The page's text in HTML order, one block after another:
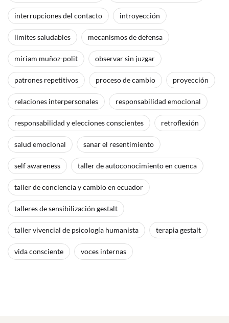
interrupciones del contacto introyección
limites saludables mecanismos de defensa
miriam muñoz-polit observar sin juzgar
patrones repetitivos proceso de cambio proyección
relaciones interpersonales responsabilidad emocional
responsabilidad y elecciones conscientes retroflexión
salud emocional sanar el resentimiento
self awareness taller de autoconocimiento en cuenca
taller de conciencia y cambio en ecuador
talleres de sensibilización gestalt
taller vivencial de psicología humanista terapia gestalt
vida consciente voces internas